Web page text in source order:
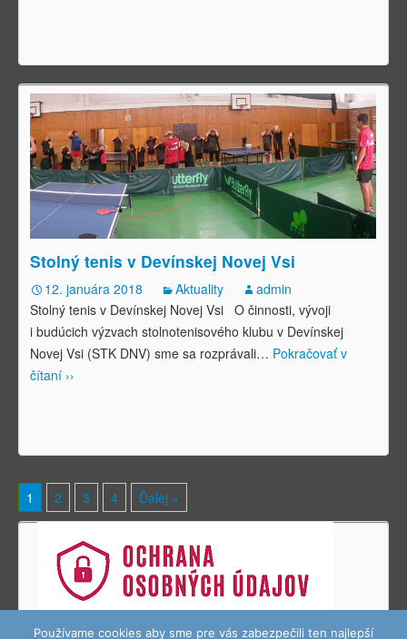
Stolný tenis v Devínskej Novej Vsi
12. januára 2018 Aktuality
admin
Stolný tenis v Devínskej Novej Vsi O činnosti, vývoji
i budúcich výzvach stolnotenisového klubu v Devínskej
Novej Vsi (STK DNV) sme sa rozprávali… Pokračovať v
čítaní ››
1 2 3 4 Ďalej »
Používame cookies aby sme pre vás zabezpečili ten najlepší